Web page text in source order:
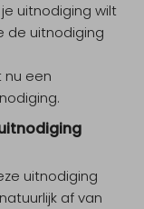
uitnodiging wilt
de uitnodiging
nu een
uitnodiging
af van